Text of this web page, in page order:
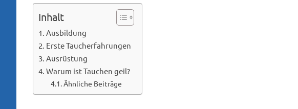
Inhalt
Ausbildung
Erste Taucherfahrungen
Ausrüstung
Warum ist Tauchen geil?
Ähnliche Beiträge